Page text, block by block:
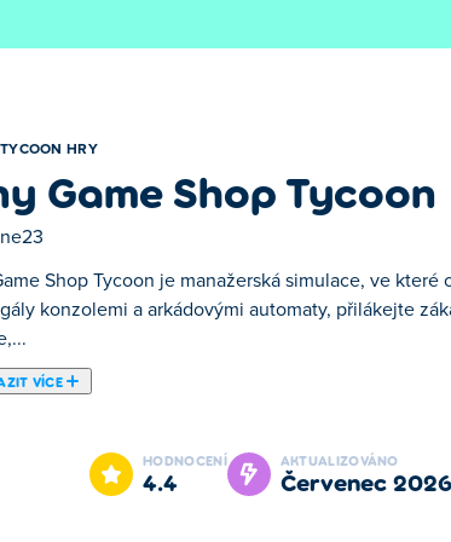
TYCOON HRY
Game Shop Tycoon
Shop Tycoon je manažerská simulace, ve
konzolemi a arkádovými automaty, přilákejte
VÍCE
ve které od základů postavíte obchod s
vás přiblíží k provozování dokonalého obchodu s
HODNOCENÍ
4.4
AKTUALIZOVÁNO
červenec 2026